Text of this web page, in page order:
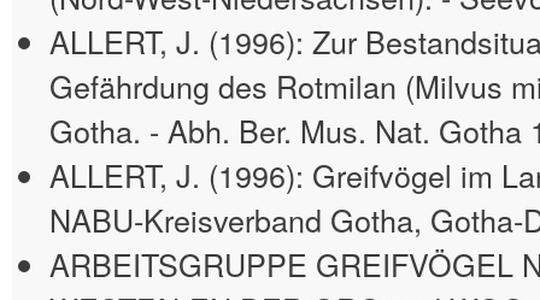
ALLERT, J. (1996): Zur
Gefährdung des Rotmilan (Milvus
Gotha. - Abh. Ber. Mus. Nat. Gotha
ALLERT, J. (1996): Greifvögel im
NABU-Kreisverband Gotha, Gotha-
ARBEITSGRUPPE GREIFVÖGEL